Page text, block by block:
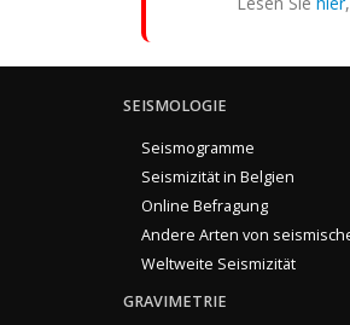
SEISMOLOGIE
Seismogramme
Seismizität in Belgien
Online Befragung
Andere Arten von
Weltweite Seismizität
GRAVIMETRIE